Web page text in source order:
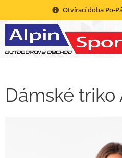
Otvírací doba Po-
Dámské